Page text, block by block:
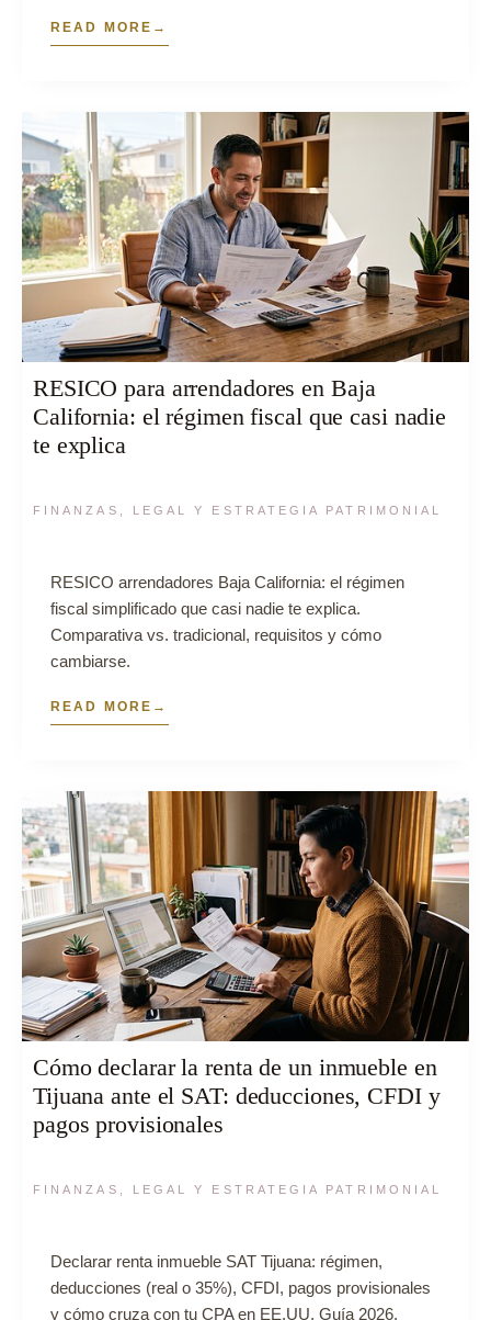
READ MORE
RESICO para arrendadores en Baja
California: el régimen fiscal que casi nadie
te explica
FINANZAS, LEGAL Y ESTRATEGIA PATRIMONIAL
RESICO arrendadores Baja California: el régimen
fiscal simplificado que casi nadie te explica.
Comparativa vs. tradicional, requisitos y cómo
cambiarse.
READ MORE
Cómo declarar la renta de un inmueble en
Tijuana ante el SAT: deducciones, CFDI y
pagos provisionales
FINANZAS, LEGAL Y ESTRATEGIA PATRIMONIAL
Declarar renta inmueble SAT Tijuana: régimen,
deducciones (real o 35%), CFDI, pagos provisionales
y cómo cruza con tu CPA en EE.UU. Guía 2026.